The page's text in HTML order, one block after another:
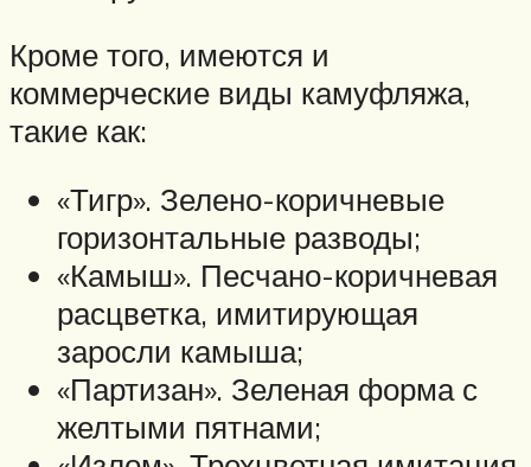
Кроме того, имеются и
коммерческие виды камуфляжа,
такие как:
«Тигр». Зелено-коричневые
горизонтальные разводы;
«Камыш». Песчано-коричневая
расцветка, имитирующая
заросли камыша;
«Партизан». Зеленая форма с
желтыми пятнами;